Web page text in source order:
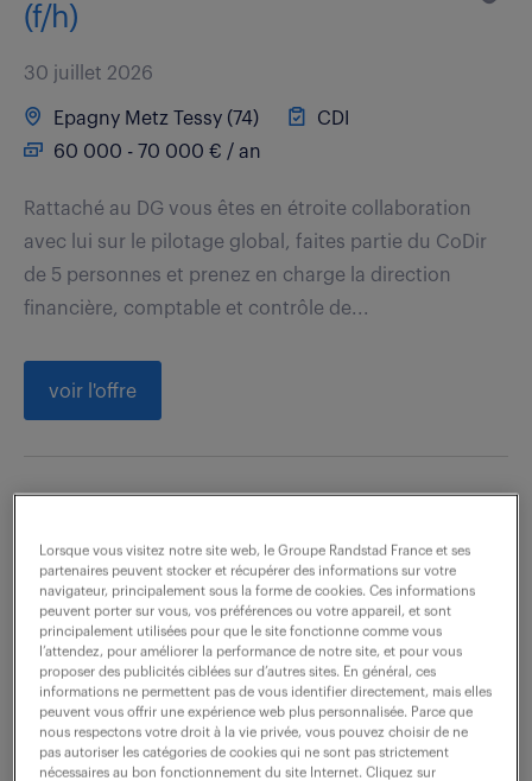
(f/h)
30 juillet 2026
Epagny Metz Tessy (74)
CDI
60 000 - 70 000 € / an
Rattaché au DG vous êtes en étroite collaboration
avec lui sur le pilotage global, faites partie du CoDir
de 5 personnes et prenez en charge la direction
financière, comptable et contrôle de...
voir l'offre
30 juillet 2026
Annecy (74) intérim
1 mois
27 000 - 30 000 € / an
Rattaché(e) à l'Animateur d'équipe ou au Responsable
du Pôle Systèmes d'Information, vous assurez
l'administration technique des systèmes et réseaux
Lorsque vous visitez notre site web, le Groupe Randstad France et ses
partenaires peuvent stocker et récupérer des informations sur votre
navigateur, principalement sous la forme de cookies. Ces informations
peuvent porter sur vous, vos préférences ou votre appareil, et sont
principalement utilisées pour que le site fonctionne comme vous
l’attendez, pour améliorer la performance de notre site, et pour vous
proposer des publicités ciblées sur d’autres sites. En général, ces
informations ne permettent pas de vous identifier directement, mais elles
peuvent vous offrir une expérience web plus personnalisée. Parce que
nous respectons votre droit à la vie privée, vous pouvez choisir de ne
pas autoriser les catégories de cookies qui ne sont pas strictement
nécessaires au bon fonctionnement du site Internet. Cliquez sur